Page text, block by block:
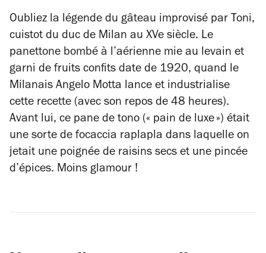
Oubliez la légende du gâteau improvisé par Toni,
cuistot du duc de Milan au XVe siècle. Le
panettone bombé à l’aérienne mie au levain et
garni de fruits confits date de 1920, quand le
Milanais Angelo Motta lance et industrialise
cette recette (avec son repos de 48 heures).
Avant lui, ce pane de tono (« pain de luxe ») était
une sorte de focaccia raplapla dans laquelle on
jetait une poignée de raisins secs et une pincée
d’épices. Moins glamour !